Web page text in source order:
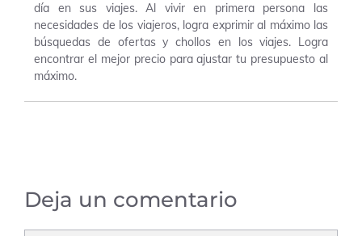
día en sus viajes. Al vivir en primera persona las
necesidades de los viajeros, logra exprimir al máximo las
búsquedas de ofertas y chollos en los viajes. Logra
encontrar el mejor precio para ajustar tu presupuesto al
máximo.
Deja un comentario